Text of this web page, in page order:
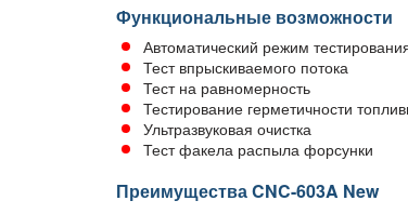
Функциональные возможности
Автоматический режим
Тест впрыскиваемого потока
Тест на равномерность
Тестирование герметичности
Ультразвуковая очистка
Тест факела распыла форсунки
Преимущества CNC-603A New